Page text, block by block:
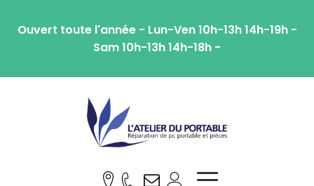
Ouvert toute l'année - Lun-Ven 10h-13h 14h-19h -
Sam 10h-13h 14h-18h -